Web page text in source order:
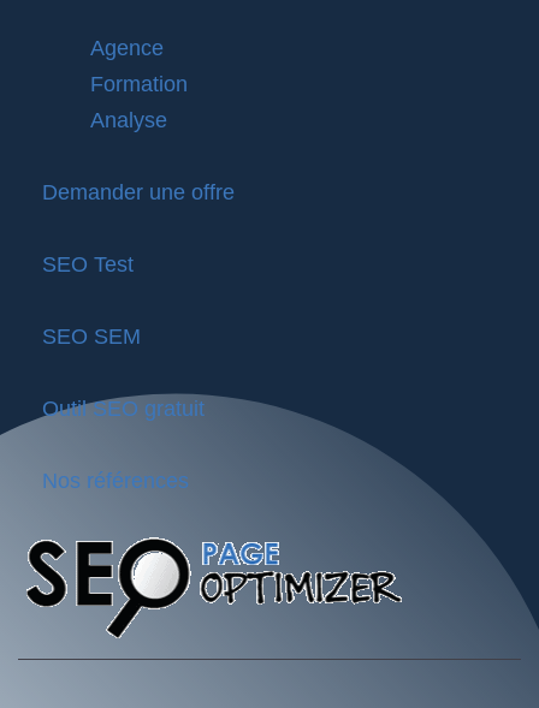
Agence
Formation
Analyse
Demander une offre
SEO Test
SEO SEM
Outil SEO gratuit
Nos références